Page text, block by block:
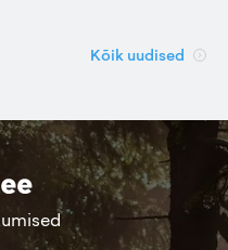
Kõik uudised